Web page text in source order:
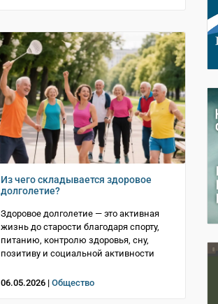
Из чего складывается здоровое
долголетие?
Здоровое долголетие — это активная
жизнь до старости благодаря спорту,
питанию, контролю здоровья, сну,
позитиву и социальной активности
06.05.2026 | Общество